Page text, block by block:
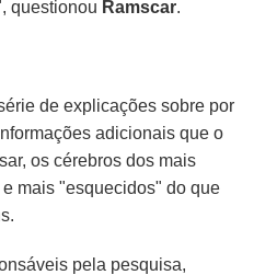
questionou Ramscar.
de explicações sobre por
adicionais que o
os cérebros dos mais
mais "esquecidos" do que
pela pesquisa,